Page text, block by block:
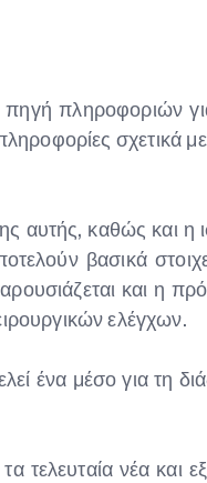
πληροφοριών
σχετικά
αυτής, καθώς και η
βασικά
και η
ελέγχων.
ένα μέσο για τη
νέα και